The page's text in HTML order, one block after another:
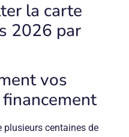
la carte
2026 par
vos
plusieurs centaines de